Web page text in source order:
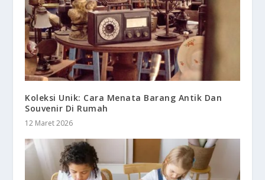
Koleksi Unik: Cara Menata Barang Antik Dan
Souvenir Di Rumah
12 Maret 2026